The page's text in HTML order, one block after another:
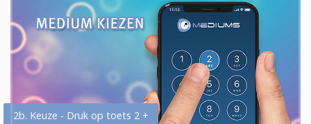
2b. Keuze - Druk op toets 2 +